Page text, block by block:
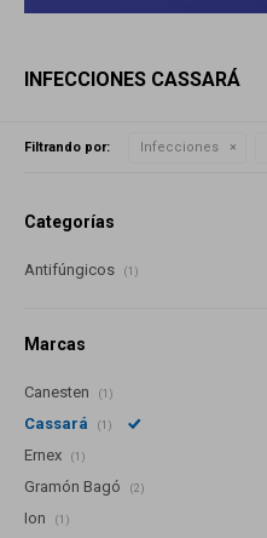
INFECCIONES CASSARÁ
Filtrando por: Infecciones
Categorías
Antifúngicos (1)
Marcas
Canesten (1)
Cassará (1)
Ernex (1)
Gramón Bagó (2)
Ion (1)